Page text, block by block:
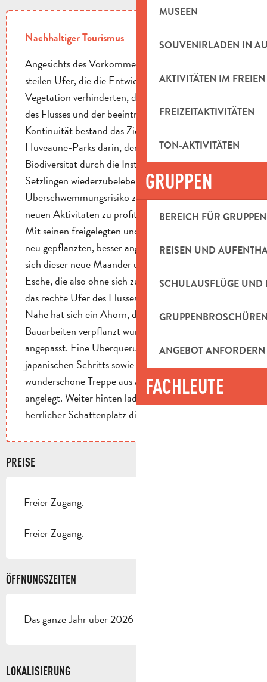
MUSEEN
SOUVENIRLADEN IN
AKTIVITÄTEN IM FREIEN
FREIZEITAKTIVITÄTEN
TON-AKTIVITÄTEN
GRUPPEN
BEREICH FÜR GRUPPEN
REISEN UND
SCHULAUSFLÜGE UND
ANGEBOT ANFORDERN
FACHLEUTE
Nachhaltiger Tourismus
Angesichts des Vorkommens invasiver Arten, der
steilen Ufer, die die Entwicklung einer angepassten
Vegetation verhinderten, des schlechten Zustands
des Flusses und der beeinträchtigten ökologischen
Kontinuität bestand das Ziel des Projekts des neuen
Huveaune-Parks darin, den Fluss und seine
Biodiversität durch die Installation von 9000
Setzlingen wiederzubeleben, das
Überschwemmungsrisiko zu verringern und von
neuen Aktivitäten zu profitieren.
Mit seinen freigelegten und weichen Ufern und den
neu gepflanzten, besser angepassten Arten windet
sich dieser neue Mäander um eine wunderschöne
Esche, die also ohne sich zu bewegen vom linken auf
das rechte Ufer des Flusses gewechselt ist! In der
Nähe hat sich ein Ahorn, der während der
Bauarbeiten verpflanzt wurde, erfolgreich
angepasst. Eine Überquerung in Form eines
japanischen Schritts sowie eine Plattform und eine
wunderschöne Treppe aus Alpenholz wurden
angelegt. Weiter hinten laden ein Spielplatz und ein
herrlicher Schattenplatz die Spaziergänger ein.
PREISE
Freier Zugang.
—
Freier Zugang.
ÖFFNUNGSZEITEN
Das ganze Jahr über 2026 - Geöffnet jeden tag
LOKALISIERUNG